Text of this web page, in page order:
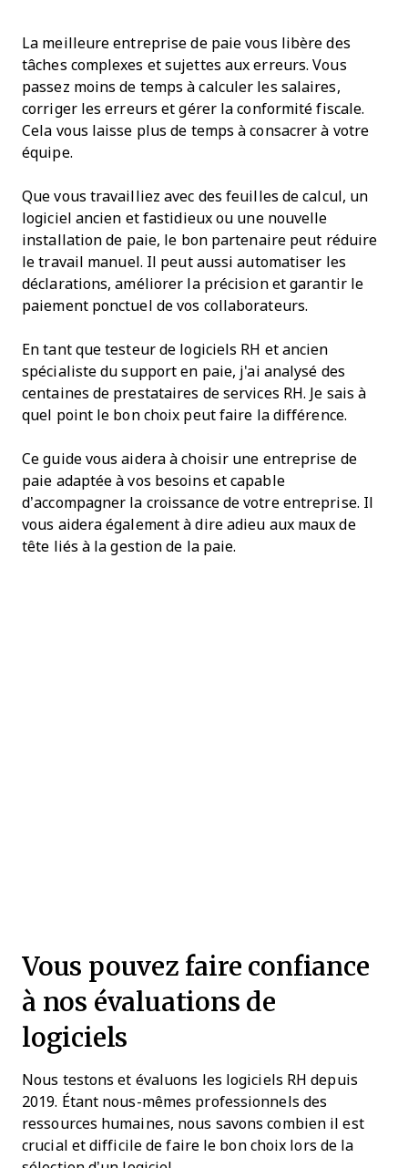
La meilleure entreprise de paie vous libère des
tâches complexes et sujettes aux erreurs. Vous
passez moins de temps à calculer les salaires,
corriger les erreurs et gérer la conformité fiscale.
Cela vous laisse plus de temps à consacrer à votre
équipe.
Que vous travailliez avec des feuilles de calcul, un
logiciel ancien et fastidieux ou une nouvelle
installation de paie, le bon partenaire peut réduire
le travail manuel. Il peut aussi automatiser les
déclarations, améliorer la précision et garantir le
paiement ponctuel de vos collaborateurs.
En tant que testeur de logiciels RH et ancien
spécialiste du support en paie, j'ai analysé des
centaines de prestataires de services RH. Je sais à
quel point le bon choix peut faire la différence.
Ce guide vous aidera à choisir une entreprise de
paie adaptée à vos besoins et capable
d’accompagner la croissance de votre entreprise. Il
vous aidera également à dire adieu aux maux de
tête liés à la gestion de la paie.
Vous pouvez faire confiance
à nos évaluations de
logiciels
Nous testons et évaluons les logiciels RH depuis
2019. Étant nous-mêmes professionnels des
ressources humaines, nous savons combien il est
crucial et difficile de faire le bon choix lors de la